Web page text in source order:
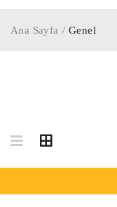
Ana Sayfa / Genel